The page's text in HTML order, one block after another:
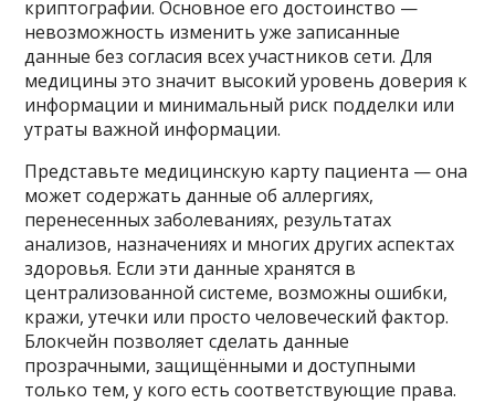
криптографии. Основное его достоинство —
невозможность изменить уже записанные
данные без согласия всех участников сети. Для
медицины это значит высокий уровень доверия к
информации и минимальный риск подделки или
утраты важной информации.
Представьте медицинскую карту пациента — она
может содержать данные об аллергиях,
перенесенных заболеваниях, результатах
анализов, назначениях и многих других аспектах
здоровья. Если эти данные хранятся в
централизованной системе, возможны ошибки,
кражи, утечки или просто человеческий фактор.
Блокчейн позволяет сделать данные
прозрачными, защищёнными и доступными
только тем, у кого есть соответствующие права.